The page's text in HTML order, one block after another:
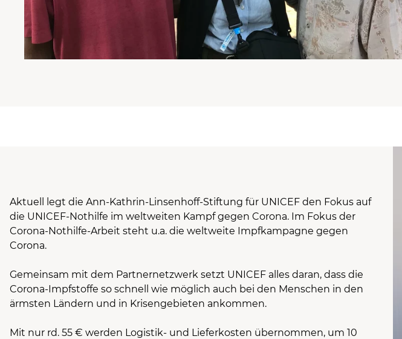
Aktuell legt die Ann-Kathrin-Linsenhoff-Stiftung für UNICEF den Fokus auf
die UNICEF-Nothilfe im weltweiten Kampf gegen Corona. Im Fokus der
Corona-Nothilfe-Arbeit steht u.a. die weltweite Impfkampagne gegen
Corona.
Gemeinsam mit dem Partnernetzwerk setzt UNICEF alles daran, dass die
Corona-Impfstoffe so schnell wie möglich auch bei den Menschen in den
ärmsten Ländern und in Krisengebieten ankommen.
Mit nur rd. 55 € werden Logistik- und Lieferkosten übernommen, um 10